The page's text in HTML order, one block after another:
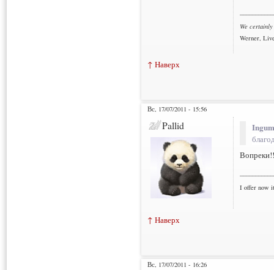
We
Werner,
↑ Наверх
Вс, 17/07/2011 - 15:56
Pallid
I offer now
↑ Наверх
Вс, 17/07/2011 - 16:26